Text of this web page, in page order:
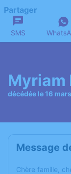
Partager
SMS
Myriam
décédée le 16
Message
Chère famille,